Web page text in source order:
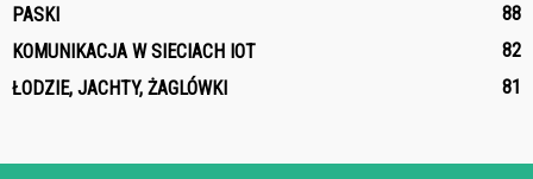
PASKI
88
KOMUNIKACJA W SIECIACH IOT
82
ŁODZIE, JACHTY, ŻAGLÓWKI
81